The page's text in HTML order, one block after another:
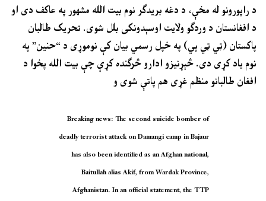
د راپورونو له مخې، د دغه بریدګر نوم بیت الله مشهور په عاکف دی او
د افغانستان د وردګو ولایت اوسېدونکی بلل شوی. تحریک طالبان
پاکستان (ټي ټي پي) په خپل رسمي بیان کې نوموړی د “حنین” په
نوم یاد کړی دی. څېړنیزو ادارو څرګنده کړې چې بیت الله پخوا د
افغان طالبانو منظم غړی هم پاتې شوی و
Breaking news: The second suicide bomber of
deadly terrorist attack on Damangi camp in Bajaur
has also been identified as an Afghan national,
Baitullah alias Akif, from Wardak Province,
Afghanistan. In an official statement, the TTP